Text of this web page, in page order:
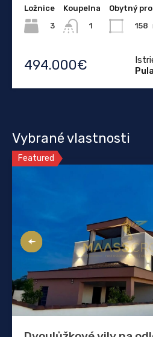
Ložnice
3
Koupelna
1
Obytný
158
494.000€
Pula
Vybrané vlastnosti
Featured